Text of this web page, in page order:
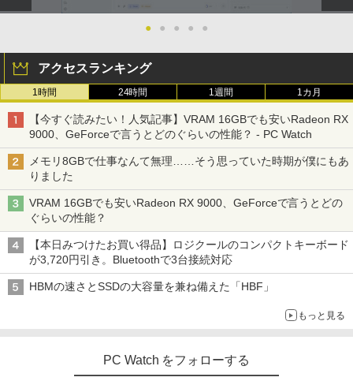
● ● ● ● ●
アクセスランキング
1時間 24時間 1週間 1カ月
【今すぐ読みたい！人気記事】VRAM 16GBでも安いRadeon RX
9000、GeForceで言うとどのぐらいの性能？ - PC Watch
メモリ8GBで仕事なんて無理……そう思っていた時期が僕にもあ
りました
VRAM 16GBでも安いRadeon RX 9000、GeForceで言うとどの
ぐらいの性能？
【本日みつけたお買い得品】ロジクールのコンパクトキーボード
が3,720円引き。Bluetoothで3台接続対応
HBMの速さとSSDの大容量を兼ね備えた「HBF」
もっと見る
PC Watch をフォローする